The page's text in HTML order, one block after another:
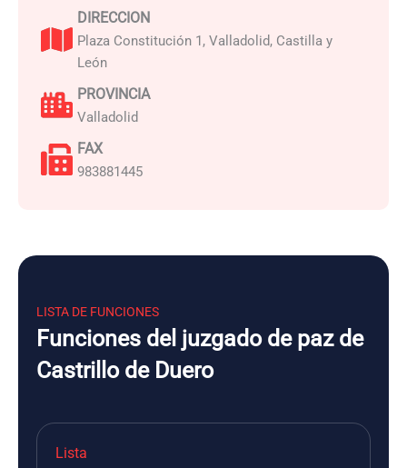
DIRECCION
Plaza Constitución 1, Valladolid, Castilla y
León
PROVINCIA
Valladolid
FAX
983881445
LISTA DE FUNCIONES
Funciones del juzgado de paz de
Castrillo de Duero
Lista